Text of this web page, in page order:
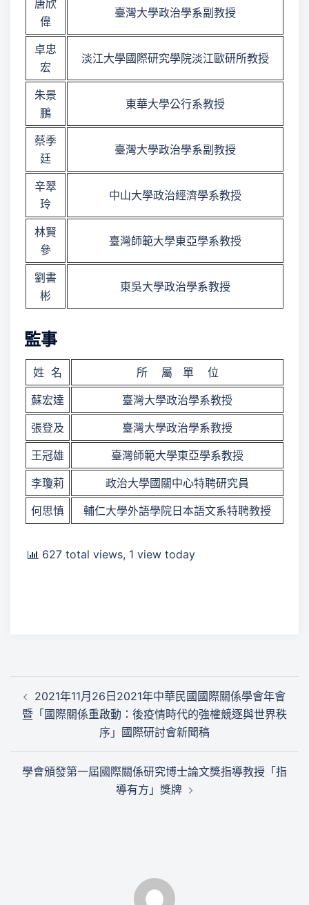
唐欣
偉
臺灣大學政治學系副教授
卓忠
宏
淡江大學國際研究學院淡江歐研所教授
朱景
鵬
東華大學公行系教授
蔡季
廷
臺灣大學政治學系副教授
辛翠
玲
中山大學政治經濟學系教授
林賢
參
臺灣師範大學東亞學系教授
劉書
彬
東吳大學政治學系教授
監事
姓 名
所 屬 單 位
蘇宏達
臺灣大學政治學系教授
張登及
臺灣大學政治學系教授
王冠雄
臺灣師範大學東亞學系教授
李瓊莉
政治大學國關中心特聘研究員
何思慎
輔仁大學外語學院日本語文系特聘教授
627 total views, 1 view today
章
導
2021年11月26日2021年中華民國國際關係學會年會
暨「國際關係重啟動：後疫情時代的強權競逐與世界秩
序」國際研討會新聞稿
學會頒發第一屆國際關係研究博士論文獎指導教授「指
導有方」獎牌